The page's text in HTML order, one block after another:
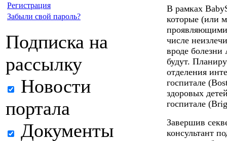
Регистрация
Забыли свой пароль?
Подписка на
рассылку
Новости
портала
Документы
В рамках
которые (или
числе
вроде
будут.
отделения
госпитале
здоровых
госпитале
Завершив
консультант